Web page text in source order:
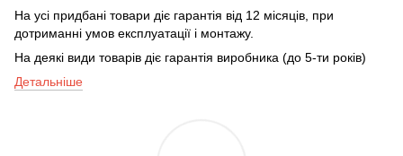
На усі придбані товари діє гарантія від 12 місяців, при
дотриманні умов експлуатації і монтажу.
На деякі види товарів діє гарантія виробника (до 5-ти років)
Детальніше